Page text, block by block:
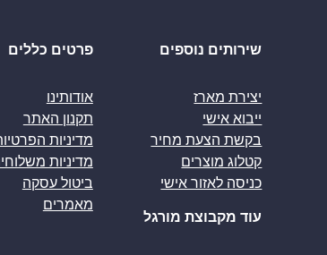
שירותים נוספים
יצירת מארז
ייבוא אישי
בקשת הצעת מחיר
קטלוג מוצרים
כניסה לאזור אישי
עוד מקבוצת מורגל
פרטים כללים
אודותינו
תקנון האתר
מדיניות
מדיניות
ביטול עסקה
מאמרים